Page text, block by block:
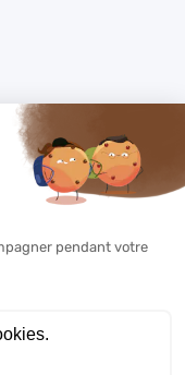
À noter